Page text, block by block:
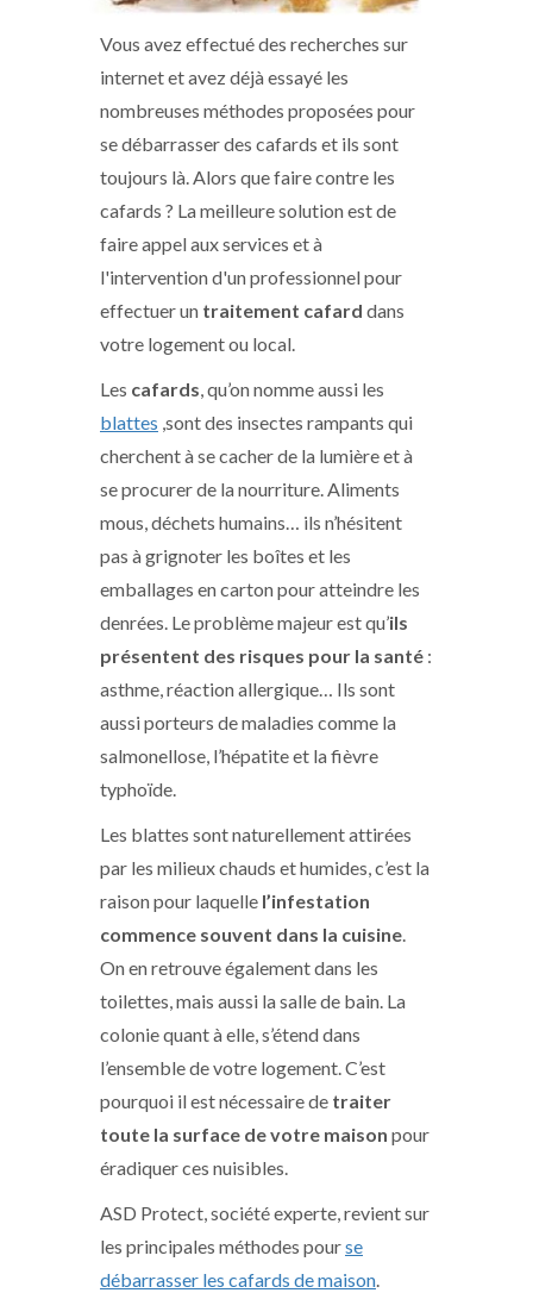
Vous avez effectué des recherches sur
internet et avez déjà essayé les
nombreuses méthodes proposées pour
se débarrasser des cafards et ils sont
toujours là. Alors que faire contre les
cafards ? La meilleure solution est de
faire appel aux services et à
l'intervention d'un professionnel pour
effectuer un traitement cafard dans
votre logement ou local.
Les cafards, qu’on nomme aussi les
blattes ,sont des insectes rampants qui
cherchent à se cacher de la lumière et à
se procurer de la nourriture. Aliments
mous, déchets humains… ils n’hésitent
pas à grignoter les boîtes et les
emballages en carton pour atteindre les
denrées. Le problème majeur est qu’ils
présentent des risques pour la santé :
asthme, réaction allergique… Ils sont
aussi porteurs de maladies comme la
salmonellose, l’hépatite et la fièvre
typhoïde.
Les blattes sont naturellement attirées
par les milieux chauds et humides, c’est la
raison pour laquelle l’infestation
commence souvent dans la cuisine.
On en retrouve également dans les
toilettes, mais aussi la salle de bain. La
colonie quant à elle, s’étend dans
l’ensemble de votre logement. C’est
pourquoi il est nécessaire de traiter
toute la surface de votre maison pour
éradiquer ces nuisibles.
ASD Protect, société experte, revient sur
les principales méthodes pourse
débarrasser les cafards de maison.